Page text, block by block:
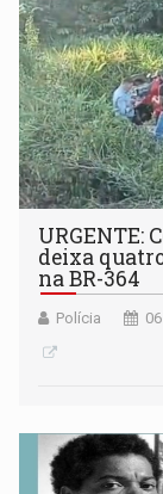
URGENTE:
deixa
na BR-364
Polícia